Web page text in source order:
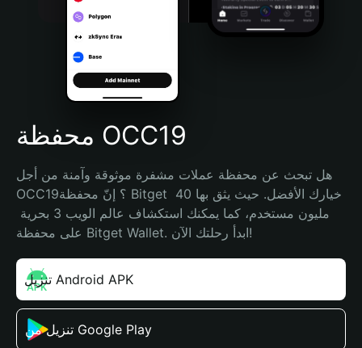
Português (Brasil)
Español (Argentina)
محفظة OCC19
هل تبحث عن محفظة عملات مشفرة موثوقة وآمنة من أجل
OCC19؟ إنّ محفظة Bitget خيارك الأفضل. حيث يثق بها 40
على محفظة Bitget Wallet. ابدأ رحلتك الآن!
تنزيل Android APK
تنزيل من Google Play